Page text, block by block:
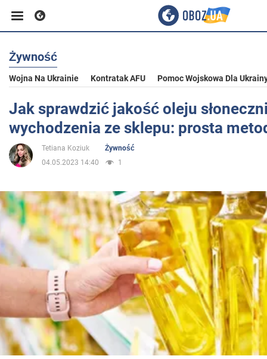
Biznes
Sport
Rozrywka
Polityka
Społeczeństwo
Wojna na Ukrainie
Świat
Żywność
Wojna Na Ukrainie Kontratak AFU Pomoc Wojskowa Dla
Jak sprawdzić jakość oleju
wychodzenia ze sklepu: prosta
Tetiana Koziuk
Żywność
04.05.2023 14:40
1